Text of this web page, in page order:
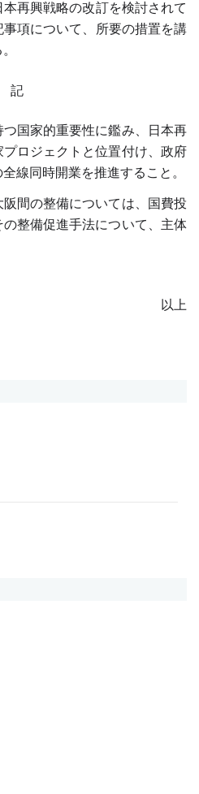
再興戦略の改訂を検討されて
項について、所要の措置を講
記
つ国家的重要性に鑑み、日本再
ロジェクトと位置付け、政府
線同時開業を推進すること。
間の整備については、国費投
の整備促進手法について、主体
以上